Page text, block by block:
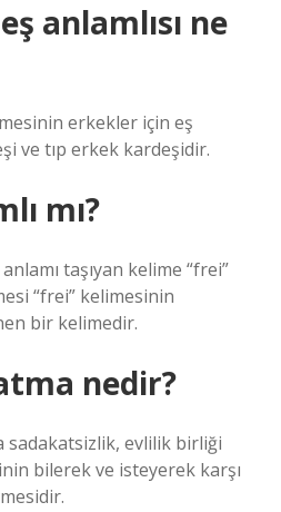
anlamlısı ne
erkekler için eş
ve tıp erkek kardeşidir.
mı?
taşıyan kelime “frei”
“frei” kelimesinin
bir kelimedir.
nedir?
sadakatsizlik, evlilik birliği
bilerek ve isteyerek karşı